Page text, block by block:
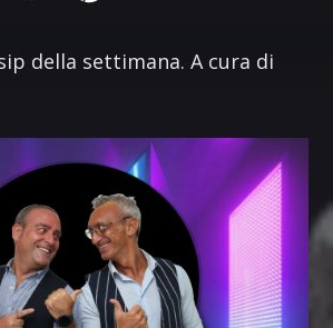
della settimana. A cura di